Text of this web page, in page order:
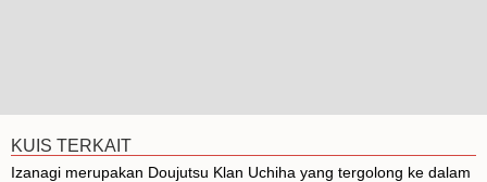
KUIS TERKAIT
Izanagi merupakan Doujutsu Klan Uchiha yang tergolong ke dalam